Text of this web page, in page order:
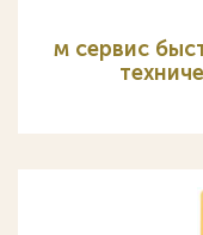
м сервис